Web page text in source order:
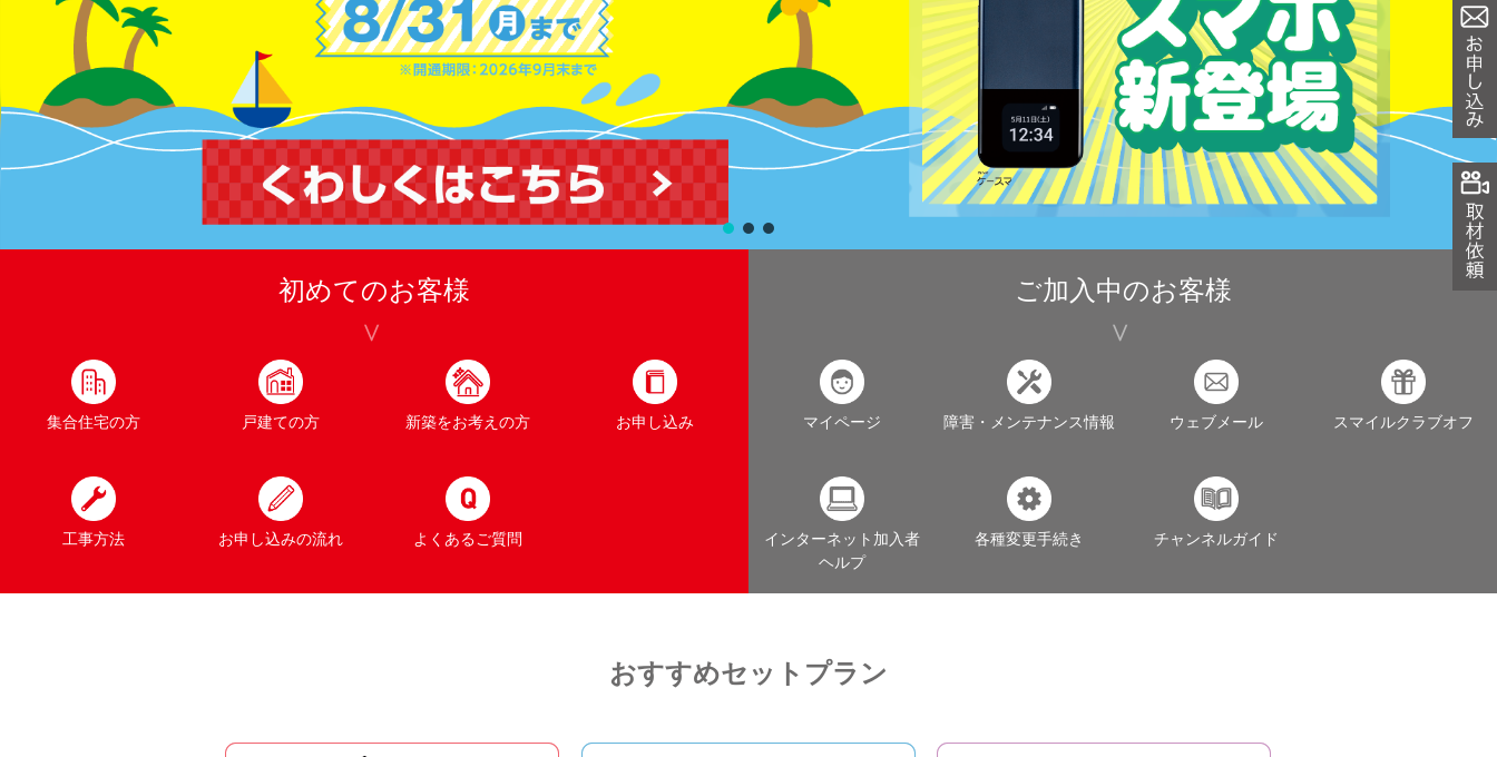
初めてのお客様
集合住宅の方 戸建ての方 新築をお考えの方 お申し込み
工事方法 お申し込みの流れ よくあるご質問
ご加入中のお客様
マイページ 障害・メンテナンス情報 ウェブメール スマイルクラブオフ
インターネット加入者
ヘルプ
各種変更手続き チャンネルガイド
おすすめセットプラン